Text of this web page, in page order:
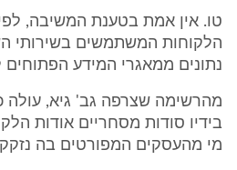
טו. אין אמת בטענת המשיבה,
הלקוחות המשתמשים בשירותי
נתונים ממאגרי המידע הפתוחים
מהרשימה שצרפה גב' גיא, עולה
בידיו סודות מסחריים אודות
מי מהעסקים המפורטים בה